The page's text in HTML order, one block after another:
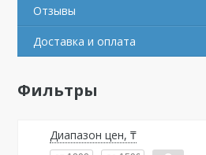
Отзывы
Доставка и оплата
Фильтры
Диапазон цен, ₸